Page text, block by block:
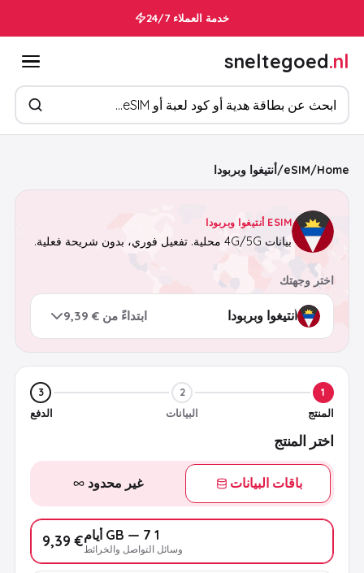
خدمة العملاء 24/7
sneltegoed.nl
ابحث عن المنتجات
Home
/
eSIM
/أنتيغوا وبربودا
ESIM أنتيغوا وبربودا
بيانات 4G/5G محلية. تفعيل فوري، بدون شريحة فعلية.
اختر وجهتك
ابتداءً من € 9,39
1
المنتج
2
البيانات
3
الدفع
اختر المنتج
باقات البيانات غير محدود
1 GB — 7 أيام
وسائل التواصل والخرائط € 9,39